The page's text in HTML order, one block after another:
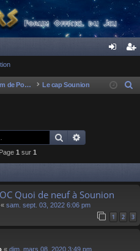
ne cri
Forum de Poséidon Le cap Sounion
c
Rechercher
1 sur 1
Quoi de neuf à Sounion
« sam. sept. 03, 2022 6:06 pm
1 2 3
« dim. mars 08, 2020 3:49 pm